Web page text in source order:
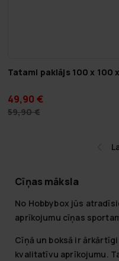
Tatami paklājs 100 x 100
49,90 €
59,90 €
Cīņas māksla
No Hobbybox jūs
aprīkojumu cīņas
Cīņā un boksā ir
kvalitatīvu aprīkojumu.